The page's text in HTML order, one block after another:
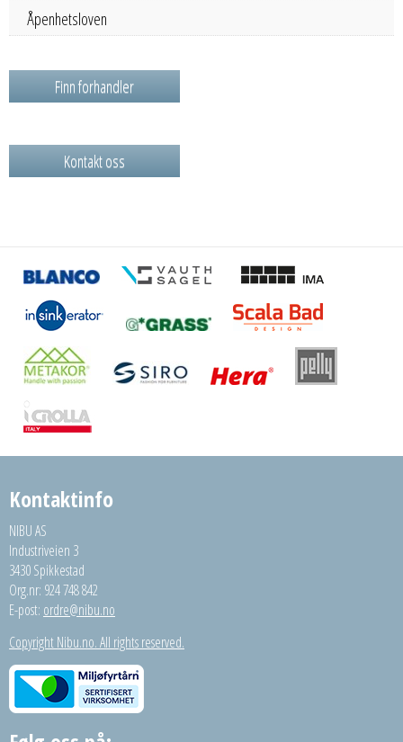
Åpenhetsloven
Finn forhandler
Kontakt oss
Kontaktinfo
NIBU AS
Industriveien 3
3430 Spikkestad
Org.nr: 924 748 842
E-post: ordre@nibu.no
Copyright Nibu.no. All rights reserved.